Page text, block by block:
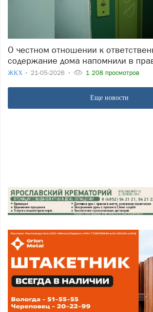
О честном отношении к ответственным за
содержание дома напомнили в
ЖКХ 21-05-2026 1 208 просмотров
Еще новости